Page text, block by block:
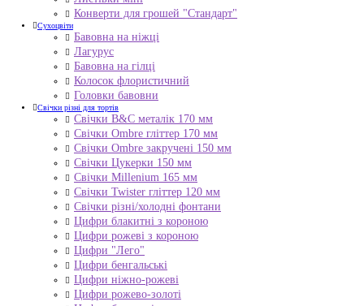
Конверти для грошей "Стандарт"
Сухоцвіти
Бавовна на ніжці
Лагурус
Бавовна на гілці
Колосок флористичний
Головки бавовни
Свічки різні для тортів
Свічки B&C металік 170 мм
Свічки Ombre гліттер 170 мм
Свічки Ombre закручені 150 мм
Свічки Цукерки 150 мм
Свічки Millenium 165 мм
Свічки Twister гліттер 120 мм
Свічки різні/холодні фонтани
Цифри блакитні з короною
Цифри рожеві з короною
Цифри "Лего"
Цифри бенгальські
Цифри ніжно-рожеві
Цифри рожево-золоті